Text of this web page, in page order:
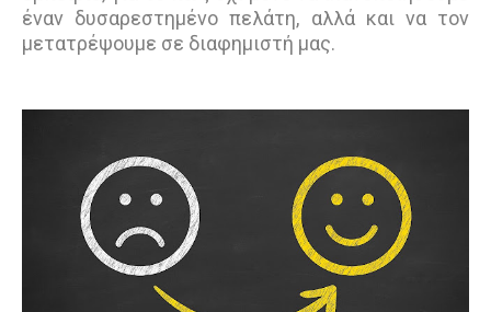
έναν δυσαρεστημένο πελάτη, αλλά και να τον
μετατρέψουμε σε διαφημιστή μας.